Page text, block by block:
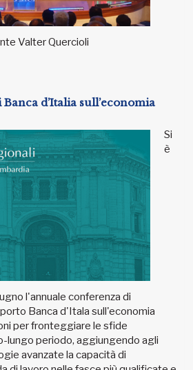
Valter Quercioli
d’Italia sull’economia
Si
è
l'annuale conferenza di
Banca d'Itala sull'economia
per fronteggiare le sfide
lungo periodo, aggiungendo agli
avanzate la capacità di